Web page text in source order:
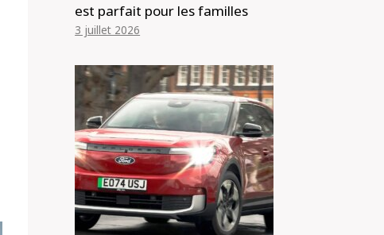
est parfait pour les familles
3 juillet 2026